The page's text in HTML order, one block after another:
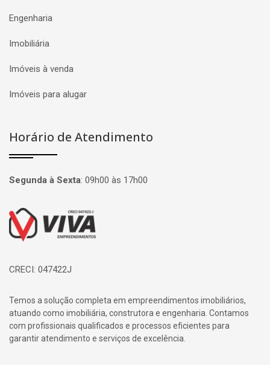
Engenharia
Imobiliária
Imóveis à venda
Imóveis para alugar
Horário de Atendimento
Segunda à Sexta: 09h00 às 17h00
Página inicial
CRECI: 047422J
Temos a solução completa em empreendimentos imobiliários,
atuando como imobiliária, construtora e engenharia. Contamos
com profissionais qualificados e processos eficientes para
garantir atendimento e serviços de excelência.